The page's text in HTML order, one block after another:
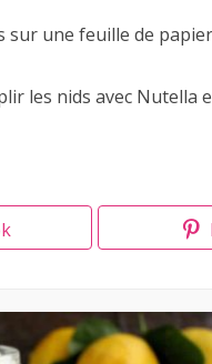
sur une feuille de
les nids avec Nutella